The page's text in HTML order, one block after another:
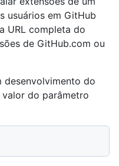
usuários em GitHub
URL completa do
de GitHub.com ou
desenvolvimento do
do parâmetro